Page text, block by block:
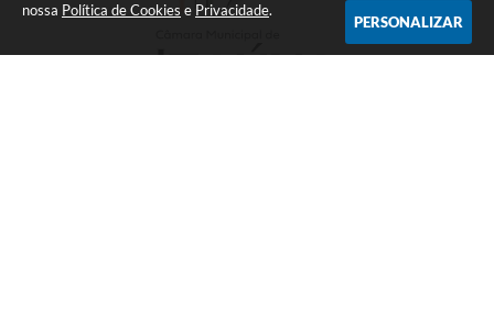
nossa Política de Cookies e Privacidade.
PERSONALIZAR